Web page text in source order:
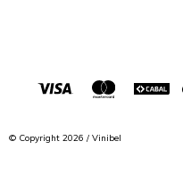
© Copyright 2026 / Vinibel